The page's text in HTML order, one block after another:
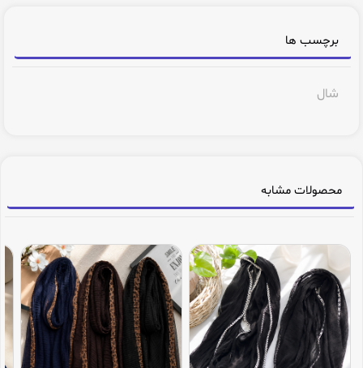
برچسب ها
شال
محصولات مشابه